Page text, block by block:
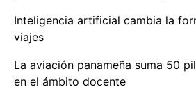
Inteligencia artificial cambia la
viajes
La aviación panameña suma 50
en el ámbito docente